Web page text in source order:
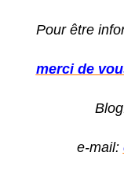
Pour être
merci de
e-mail: